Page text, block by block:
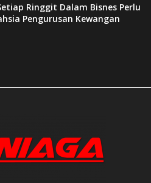
Ringgit Dalam Bisnes Perlu
Pengurusan Kewangan